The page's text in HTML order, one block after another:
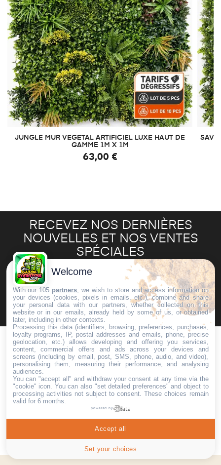
JUNGLE MUR VEGETAL ARTIFICIEL LUXE HAUT DE
GAMME 1M X 1M
63,00 €
RECEVEZ NOS DERNIÈRES
NOUVELLES ET NOS VENTES
SPÉCIALES
Vous pouvez vous désinscrire à tout moment. Vous trouverez pour cela nos
informations de contact dans les conditions d'utilisation du site.
Livraison
dans toute la France
Garantie 10 ans
Paiement Sécurisé
Service Client
Welcome
With our 105 partners , we wish to store and access information on
your devices (cookies, pixels in emails, etc.), combine and share
your personal data with our partners, whether collected on this
website or in our emails, already held by some of us, or obtained
later, including in other contexts.
Processing this data (identifiers, browsing, preferences, purchases,
loyalty programs, IP, postal addresses and emails, phone, precise
geolocation, etc.) allows developing and offering you services,
content, commercial offers and ads across your devices and
screens (including by email, post, SMS, phone, audio, and video),
personalising them, measuring their performance, and analysing
audiences.
You can "accept all" and withdraw your consent at any time via the
"cookie" icon . You can also "set detailed preferences" and object to
processing activities not subject to consent. These choices remain
valid for 6 months.
powered by
Set your choices
Accept all